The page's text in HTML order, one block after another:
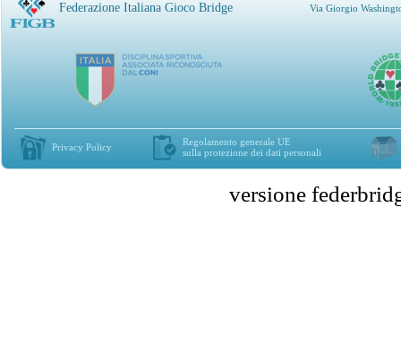
Federazione Italiana Gioco Bridge Via Giorgio
Privacy Policy
Regolamento generale UE
sulla protezione dei dati personali
versione